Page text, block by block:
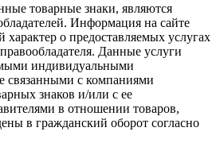
товарные знаки, являются
Информация на сайте
характер о предоставляемых услугах
Данные услуги
индивидуальными
связанными с компаниями
знаков и/или с ее
в отношении товаров,
в гражданский оборот согласно